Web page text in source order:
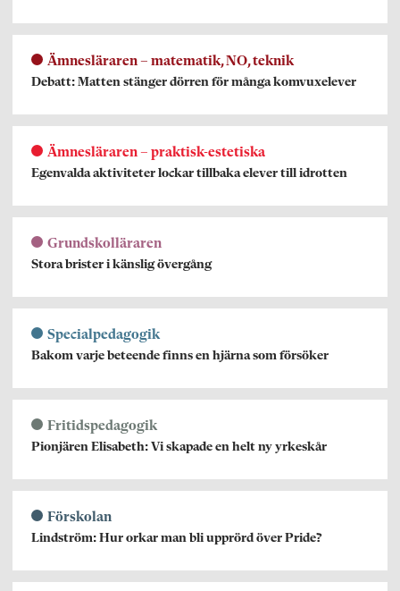
Ämnesläraren – matematik, NO, teknik
Debatt: Matten stänger dörren för många komvuxelever
Ämnesläraren – praktisk-estetiska
Egenvalda aktiviteter lockar tillbaka elever till idrotten
Grundskolläraren
Stora brister i känslig övergång
Specialpedagogik
Bakom varje beteende finns en hjärna som försöker
Fritidspedagogik
Pionjären Elisabeth: Vi skapade en helt ny yrkeskår
Förskolan
Lindström: Hur orkar man bli upprörd över Pride?